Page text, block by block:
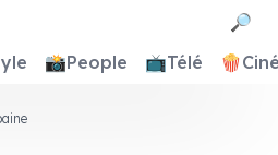
🔎
📸People 📺Télé 🍿